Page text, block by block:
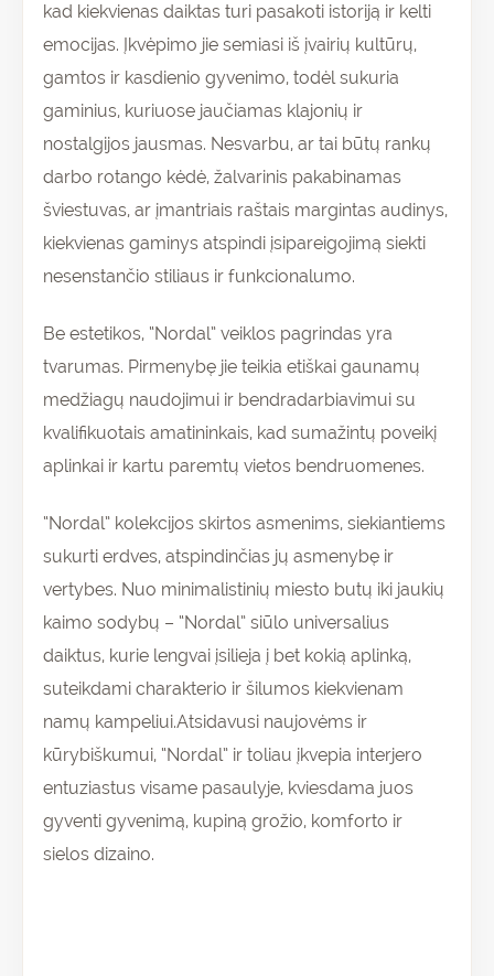
kad kiekvienas daiktas turi pasakoti istoriją ir kelti
emocijas. Įkvėpimo jie semiasi iš įvairių kultūrų,
gamtos ir kasdienio gyvenimo, todėl sukuria
gaminius, kuriuose jaučiamas klajonių ir
nostalgijos jausmas. Nesvarbu, ar tai būtų rankų
darbo rotango kėdė, žalvarinis pakabinamas
šviestuvas, ar įmantriais raštais margintas audinys,
kiekvienas gaminys atspindi įsipareigojimą siekti
nesenstančio stiliaus ir funkcionalumo.
Be estetikos, “Nordal” veiklos pagrindas yra
tvarumas. Pirmenybę jie teikia etiškai gaunamų
medžiagų naudojimui ir bendradarbiavimui su
kvalifikuotais amatininkais, kad sumažintų poveikį
aplinkai ir kartu paremtų vietos bendruomenes.
“Nordal” kolekcijos skirtos asmenims, siekiantiems
sukurti erdves, atspindinčias jų asmenybę ir
vertybes. Nuo minimalistinių miesto butų iki jaukių
kaimo sodybų – “Nordal” siūlo universalius
daiktus, kurie lengvai įsilieja į bet kokią aplinką,
suteikdami charakterio ir šilumos kiekvienam
namų kampeliui.Atsidavusi naujovėms ir
kūrybiškumui, “Nordal” ir toliau įkvepia interjero
entuziastus visame pasaulyje, kviesdama juos
gyventi gyvenimą, kupiną grožio, komforto ir
sielos dizaino.